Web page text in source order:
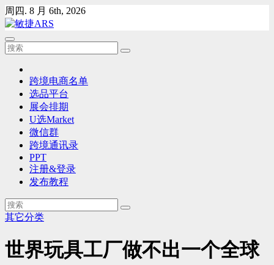
Skip
to
content
周四. 8 月 6th, 2026
跨境电商名单
选品平台
展会排期
U选Market
微信群
跨境通讯录
PPT
注册&登录
发布教程
其它分类
世界玩具工厂做不出一个全球